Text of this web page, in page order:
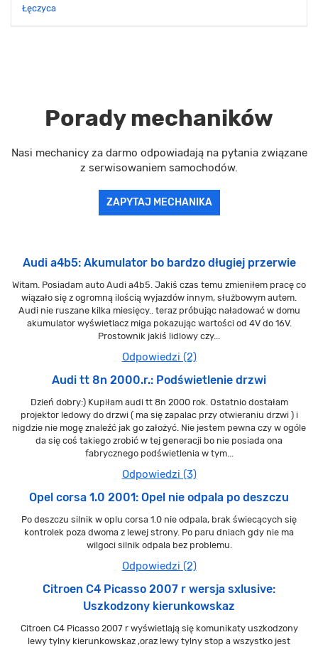
Łęczyca
Porady mechaników
Nasi mechanicy za darmo odpowiadają na pytania związane
z serwisowaniem samochodów.
ZAPYTAJ MECHANIKA
Audi a4b5: Akumulator bo bardzo długiej przerwie
Witam. Posiadam auto Audi a4b5. Jakiś czas temu zmieniłem pracę co
wiązało się z ogromną ilością wyjazdów innym, służbowym autem.
Audi nie ruszane kilka miesięcy.. teraz próbując naładować w domu
akumulator wyświetlacz miga pokazując wartości od 4V do 16V.
Prostownik jakiś lidlowy czy...
Odpowiedzi (2)
Audi tt 8n 2000.r.: Podświetlenie drzwi
Dzień dobry:) Kupiłam audi tt 8n 2000 rok. Ostatnio dostałam
projektor ledowy do drzwi ( ma się zapalac przy otwieraniu drzwi ) i
nigdzie nie mogę znaleźć jak go założyć. Nie jestem pewna czy w ogóle
da się coś takiego zrobić w tej generacji bo nie posiada ona
fabrycznego podświetlenia w tym...
Odpowiedzi (3)
Opel corsa 1.0 2001: Opel nie odpala po deszczu
Po deszczu silnik w oplu corsa 1.0 nie odpala, brak świecących się
kontrolek poza dwoma z lewej strony. Po paru dniach gdy nie ma
wilgoci silnik odpala bez problemu.
Odpowiedzi (2)
Citroen C4 Picasso 2007 r wersja sxlusive:
Uszkodzony kierunkowskaz
Citroen C4 Picasso 2007 r wyświetlają się komunikaty uszkodzony
lewy tylny kierunkowskaz ,oraz lewy tylny stop a wszystko jest